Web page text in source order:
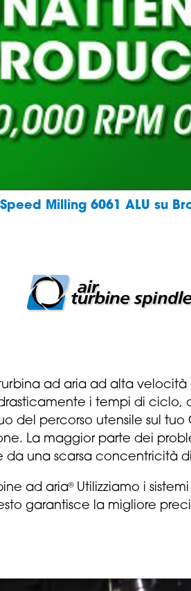
​​Milling 6061 ALU su
ad aria ad alta
i tempi di ciclo,
del percorso utensile sul
La maggior parte dei
da una scarsa concentricità
ad aria®Utilizziamo i
garantisce la migliore